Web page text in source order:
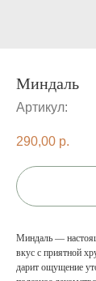
Миндаль
Артикул:
290,00 р.
Миндаль —
вкус с приятной
дарит ощущение